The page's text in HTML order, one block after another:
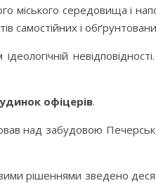
міського середовища і
самостійних і
офіцерів.
над забудовою
рішеннями зведено